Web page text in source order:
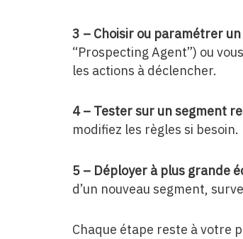
3 – Choisir ou paramétrer
“Prospecting Agent”) ou
les actions à déclencher.
4 – Tester sur un segment
modifiez les règles si besoin.
5 – Déployer à plus grande
d’un nouveau segment,
Chaque étape reste à votre